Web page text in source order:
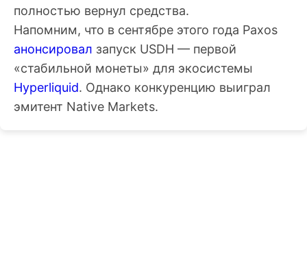
полностью вернул средства.
Напомним, что в сентябре этого года Paxos
анонсировал запуск USDH — первой
«стабильной монеты» для экосистемы
Hyperliquid. Однако конкуренцию выиграл
эмитент Native Markets.